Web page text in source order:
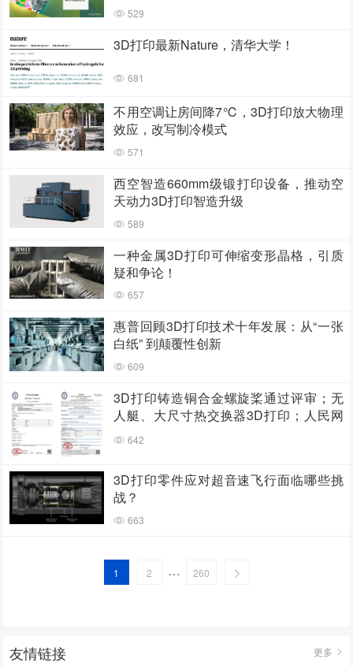
529
3D打印最新Nature，清华大学！
681
不用空调让房间降7℃，3D打印放大物理
效应，改写制冷模式
571
西空智造660mm级锻打印设备，推动空
天动力3D打印智造升级
589
一种金属3D打印可伸缩变形晶格，引质
疑和争论！
657
惠普回顾3D打印技术十年发展：从“一张
白纸” 到颠覆性创新
609
3D打印铸造铜合金螺旋桨通过评审；无
人艇、大尺寸热交换器3D打印；人民网
报道两家3D打印企业
642
3D打印零件应对超音速飞行面临哪些挑
战？
663
1 2 … 260
友情链接 更多